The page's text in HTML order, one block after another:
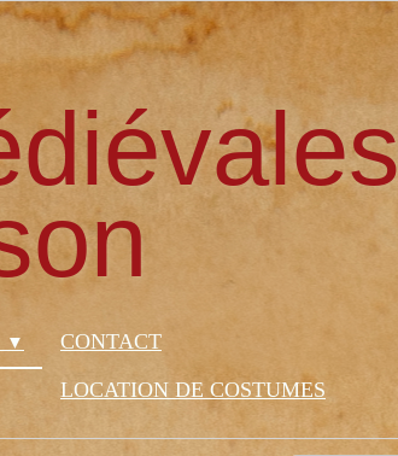
▼
CONTACT
LOCATION DE COSTUMES